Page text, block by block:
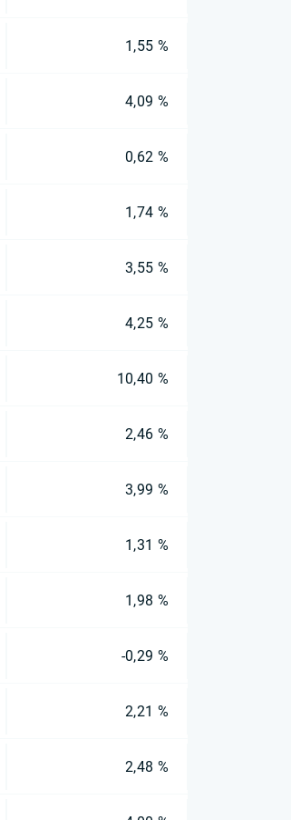
1,55 %
4,09 %
0,62 %
1,74 %
3,55 %
4,25 %
10,40 %
2,46 %
3,99 %
1,31 %
1,98 %
-0,29 %
2,21 %
2,48 %